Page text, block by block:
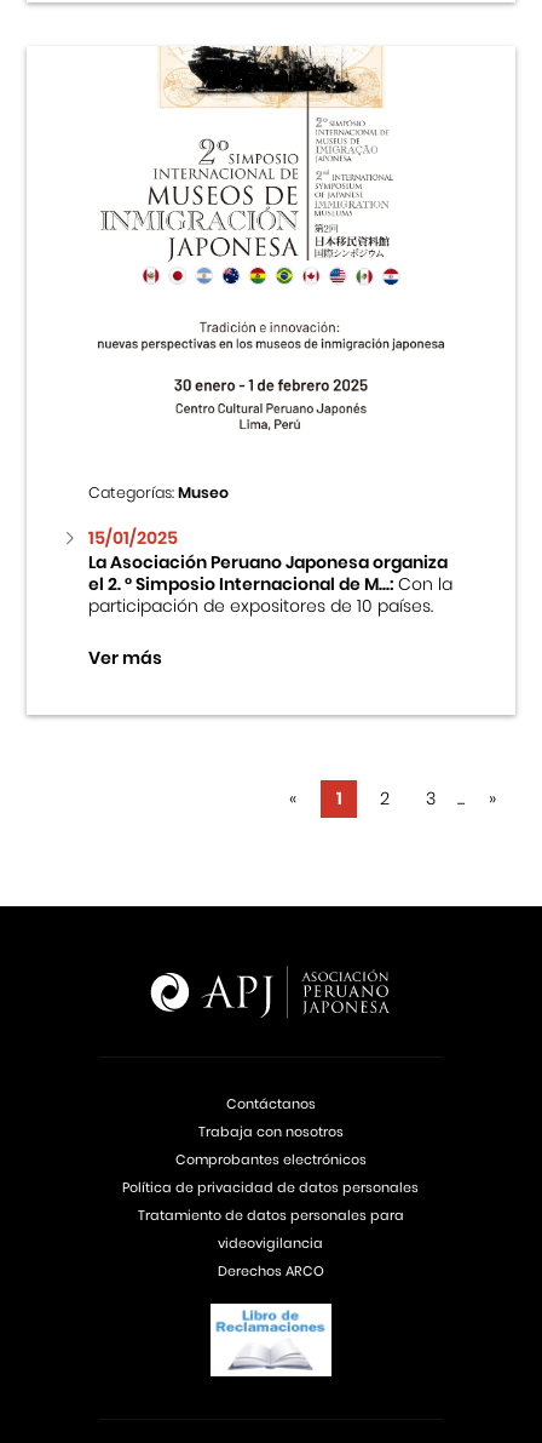
Categorías:Museo
15/01/2025
La Asociación Peruano Japonesa organiza
el 2. ° Simposio Internacional de M...:Con la
participación de expositores de 10 países.
Ver más
« 1 2 3 ... »
Contáctanos
Trabaja con nosotros
Comprobantes electrónicos
Política de privacidad de datos personales
Tratamiento de datos personales para
videovigilancia
Derechos ARCO